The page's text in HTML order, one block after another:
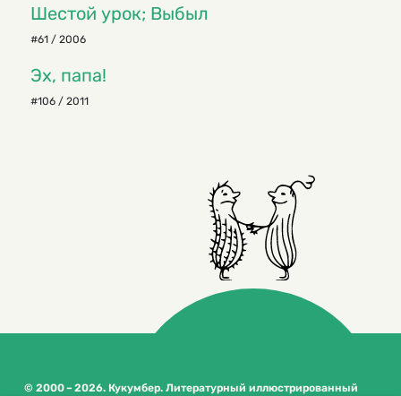
Шестой урок; Выбыл
#61 / 2006
Эх, папа!
#106 / 2011
© 2000 – 2026. Кукумбер. Литературный иллюстрированный